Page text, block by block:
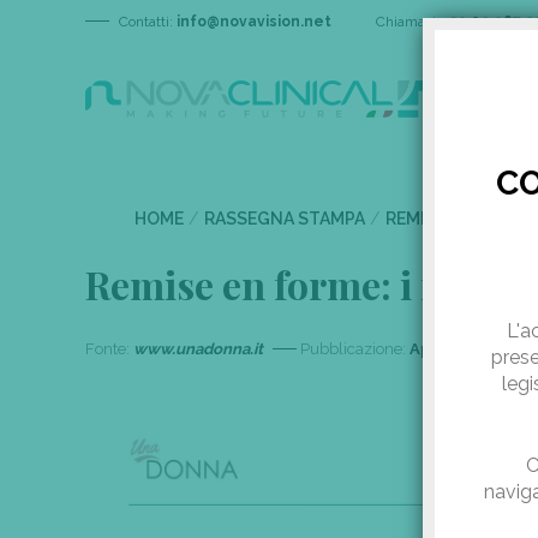
Contatti: info@novavision.net Chiamaci:+39 02 967
HOME / RASSEGNA STAMPA / REMISE EN
Remise en forme: i
Fonte: www.unadonna.it Pubblicazione: Aprile 24, 2019